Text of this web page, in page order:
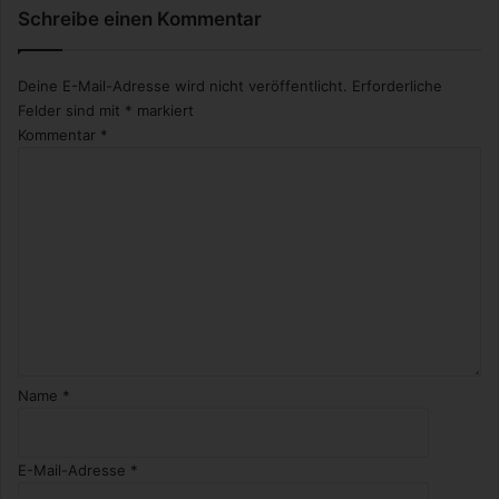
Schreibe einen Kommentar
Deine E-Mail-Adresse wird nicht veröffentlicht.
Erforderliche
Felder sind mit * markiert
Kommentar *
Name *
E-Mail-Adresse *